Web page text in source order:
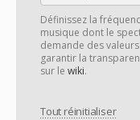
Définissez la
musique dont le
demande des
garantir la
sur le wiki.
Tout réinitialiser